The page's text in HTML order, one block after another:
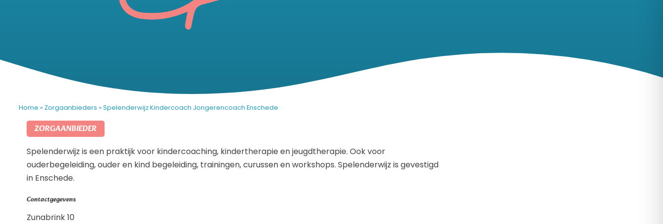
Home » Zorgaanbieders » Spelenderwijz Kindercoach Jongerencoach Enschede
ZORGAANBIEDER
Spelenderwijz is een praktijk voor kindercoaching, kindertherapie en jeugdtherapie. Ook voor
ouderbegeleiding, ouder en kind begeleiding, trainingen, curussen en workshops. Spelenderwijz is gevestigd
in Enschede.
Contactgegevens
Zunabrink 10